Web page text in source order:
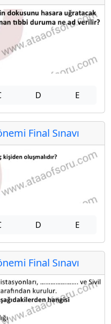
D E
Final Sınavı
D E
Final Sınavı